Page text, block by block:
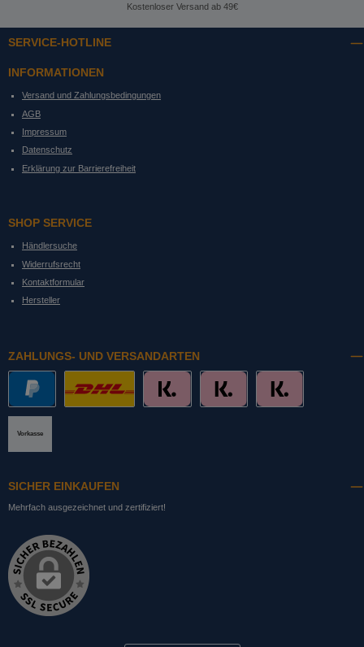
Kostenloser Versand ab 49€
SERVICE-HOTLINE
INFORMATIONEN
Versand und Zahlungsbedingungen
AGB
Impressum
Datenschutz
Erklärung zur Barrierefreiheit
SHOP SERVICE
Händlersuche
Widerrufsrecht
Kontaktformular
Hersteller
ZAHLUNGS- UND VERSANDARTEN
Vorkasse
SICHER EINKAUFEN
Mehrfach ausgezeichnet und zertifiziert!